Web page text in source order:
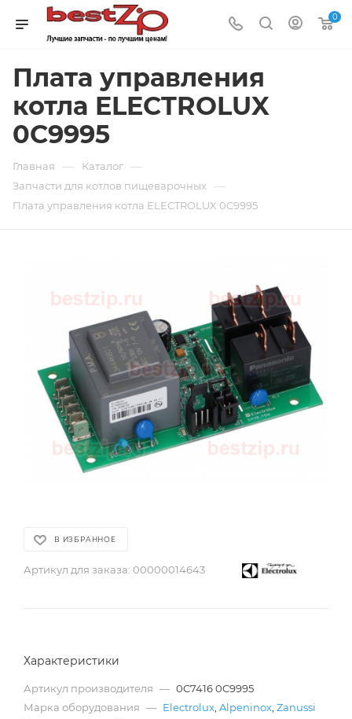
0
Плата управления
котла ELECTROLUX
0C9995
Главная — Каталог —
Запчасти для котлов пищеварочных —
Плата управления котла ELECTROLUX 0C9995
В ИЗБРАННОЕ
Артикул для заказа: 00000014643
Характеристики
Артикул производителя — 0C7416 0C9995
Марка оборудования — Electrolux, Alpeninox, Zanussi